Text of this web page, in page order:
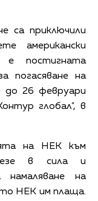
са приключили
американски
постигната
погасяване на
до 26 февруари
глобал", в
на НЕК към
в сила и
намаляване на
НЕК им плаща.